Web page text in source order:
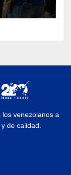
venezolanos a
de calidad.